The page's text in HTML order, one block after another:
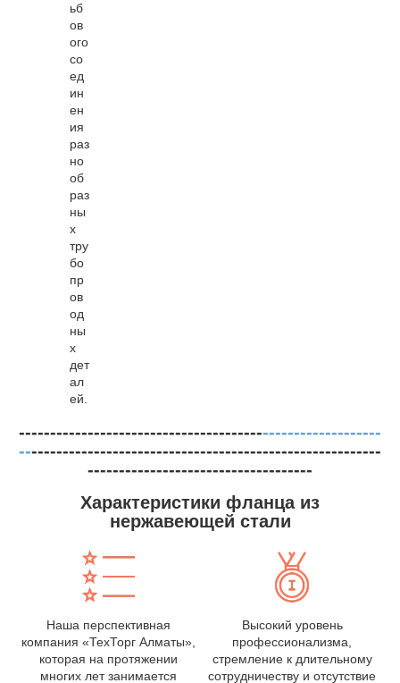
ьб
ов
ого
со
ед
ин
ен
ия
раз
но
об
раз
ны
х
тру
бо
пр
ов
од
ны
х
дет
ал
ей.
----------------------------------------------------------
----------------------------------------------------------
------------------------------------
Характеристики фланца из
нержавеющей стали
Наша перспективная
компания «ТехТорг Алматы»,
которая на протяжении
многих лет занимается
Высокий уровень
профессионализма,
стремление к длительному
сотрудничеству и отсутствие